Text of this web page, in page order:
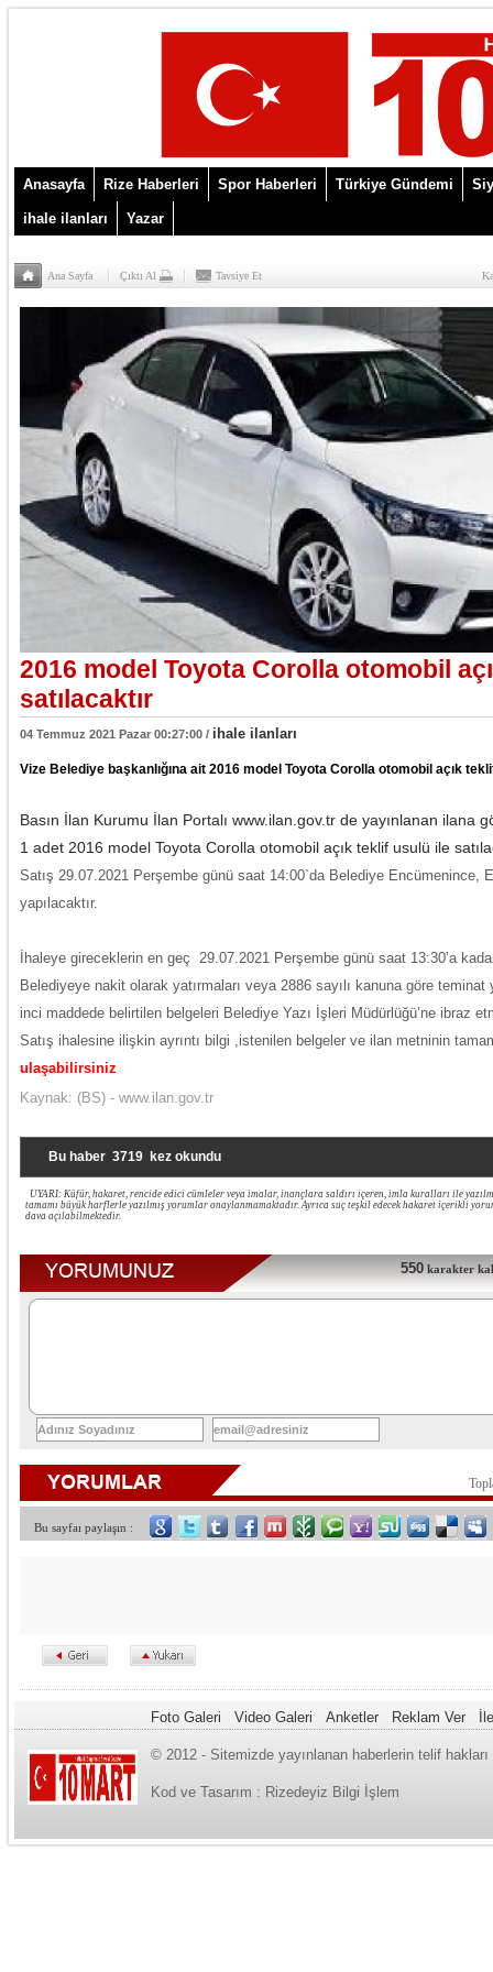
Anasayfa Rize Haberleri Spor Haberleri Türkiye Gündemi
ihale ilanları Yazar
Ana Sayfa Çıktı Al Tavsiye Et
2016 model Toyota Corolla otomobil
satılacaktır
04 Temmuz 2021 Pazar 00:27:00 / ihale ilanları
Vize Belediye başkanlığına ait 2016 model Toyota Corolla otomobil açık
Basın İlan Kurumu İlan Portalı www.ilan.gov.tr de yayınlanan ilana
1 adet 2016 model Toyota Corolla otomobil açık teklif usulü ile
Satış 29.07.2021 Perşembe günü saat 14:00`da Belediye Encümenince,
yapılacaktır.
İhaleye gireceklerin en geç 29.07.2021 Perşembe günü saat 13:30’a
Belediyeye nakit olarak yatırmaları veya 2886 sayılı kanuna göre
inci maddede belirtilen belgeleri Belediye Yazı İşleri Müdürlüğü’ne ibraz
Satış ihalesine ilişkin ayrıntı bilgi ,istenilen belgeler ve ilan metninin
ulaşabilirsiniz
Kaynak: (BS) - www.ilan.gov.tr
Bu haber 3719 kez okundu
UYARI: Küfür, hakaret, rencide edici cümleler veya imalar, inançlara saldırı içeren, imla kuralları ile
tamamı büyük harflerle yazılmış yorumlar onaylanmamaktadır. Ayrıca suç teşkil edecek hakaret içerikli
dava açılabilmektedir.
550 karakter
Bu sayfaı paylaşın :
Foto Galeri Video Galeri Anketler Reklam Ver
© 2012 - Sitemizde yayınlanan haberlerin telif
Kod ve Tasarım : Rizedeyiz Bilgi İşlem